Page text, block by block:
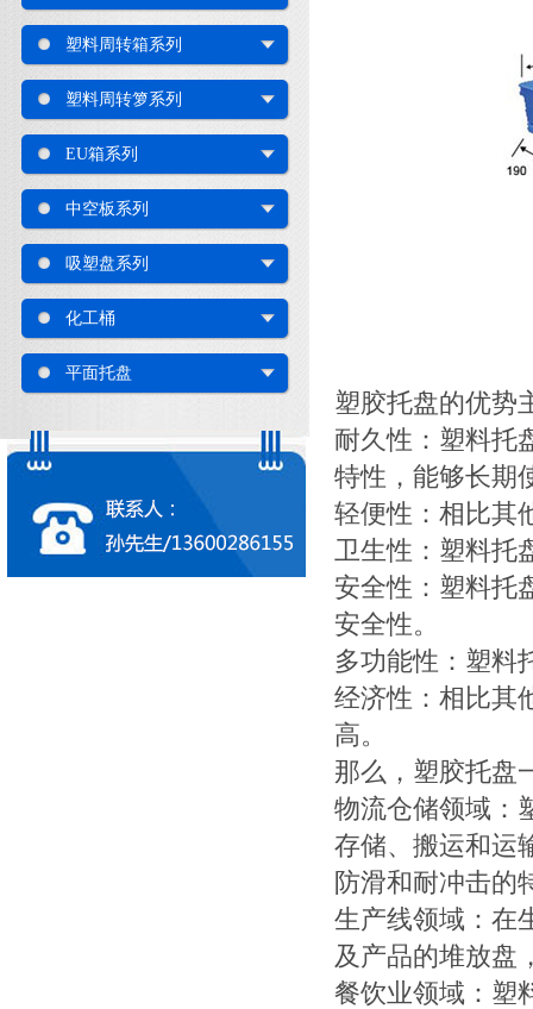
塑料周转箱系列
塑料周转箩系列
EU箱系列
中空板系列
吸塑盘系列
化工桶
平面托盘
塑胶托盘的优势
耐久性：塑料托
特性，能够长期
轻便性：相比其
卫生性：塑料托
安全性：塑料托
安全性。
多功能性：塑料
经济性：相比其
高。
那么，塑胶托盘
物流仓储领域：
存储、搬运和运
防滑和耐冲击的
生产线领域：在
及产品的堆放盘
餐饮业领域：塑